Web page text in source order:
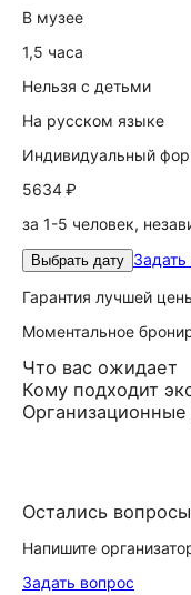
В музее
1,5 часа
Нельзя с детьми
На русском языке
Индивидуальный
5634 ₽
за 1-5 человек,
Выбрать дату
Гарантия лучшей
Моментальное
Что вас ожидает
Кому подходит
Организационные
Остались
Напишите
Задать вопрос